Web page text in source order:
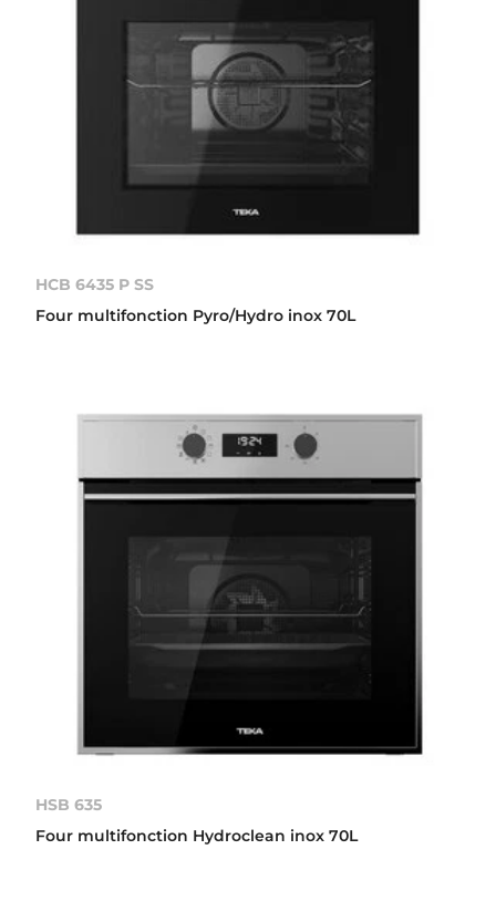
HCB 6435 P SS
Four multifonction Pyro/Hydro inox 70L
HSB 635
Four multifonction Hydroclean inox 70L